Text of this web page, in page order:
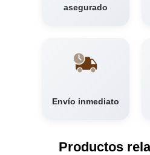
asegurado
Envío inmediato
Productos